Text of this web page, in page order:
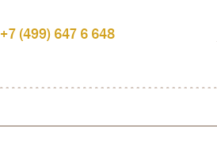
+7 (499) 647 6 648